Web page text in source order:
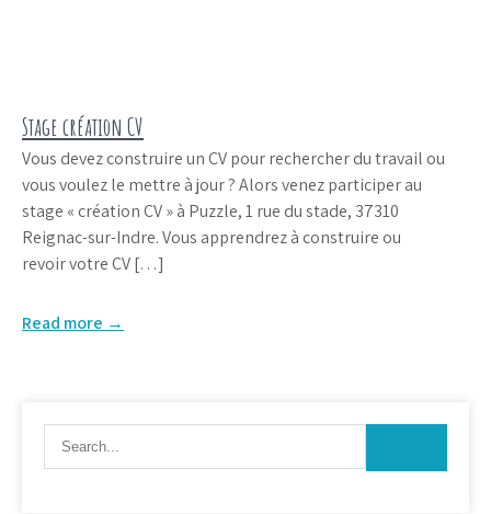
Stage création CV
Vous devez construire un CV pour rechercher du travail ou
vous voulez le mettre à jour ? Alors venez participer au
stage « création CV » à Puzzle, 1 rue du stade, 37310
Reignac-sur-Indre. Vous apprendrez à construire ou
revoir votre CV […]
Read more →